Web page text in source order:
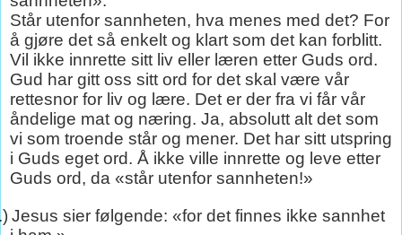
Står utenfor sannheten, hva menes med det? For
å gjøre det så enkelt og klart som det kan forblitt.
Vil ikke innrette sitt liv eller læren etter Guds ord.
Gud har gitt oss sitt ord for det skal være vår
rettesnor for liv og lære. Det er der fra vi får vår
åndelige mat og næring. Ja, absolutt alt det som
vi som troende står og mener. Det har sitt utspring
i Guds eget ord. Å ikke ville innrette og leve etter
Guds ord, da «står utenfor sannheten!»
Jesus sier følgende: «for det finnes ikke sannhet